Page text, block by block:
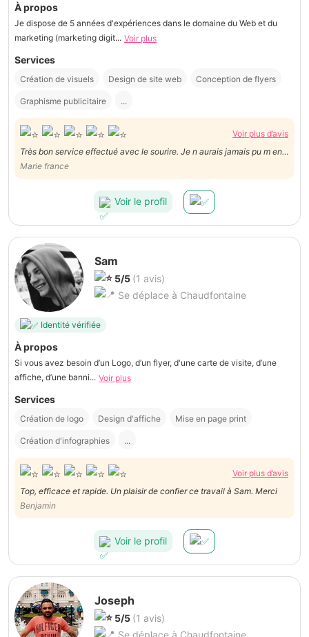
À propos
Je dispose de 5 années d'expériences dans le domaine du Web et du
marketing (marketing digit... Voir plus
Services
Création de visuels Design de site web Conception de flyers
Graphisme publicitaire ...
Voir plus d’avis
Très bon service effectué avec le sourire. Je n aurais jamais pu m en
sortir sans lui.
Marie france
Voir le profil
Sam
5/5 (1 avis)
Se déplace à Chaudfontaine
Identité vérifiée
À propos
Si vous avez besoin d’un Logo, d’un flyer, d'une carte de visite, d’une
affiche, d’une banni... Voir plus
Services
Création de logo Design d'affiche Mise en page print
Création d'infographies ...
Voir plus d’avis
Top, efficace et rapide. Un plaisir de confier ce travail à Sam. Merci
Benjamin
Voir le profil
Joseph
5/5 (1 avis)
Se déplace à Chaudfontaine